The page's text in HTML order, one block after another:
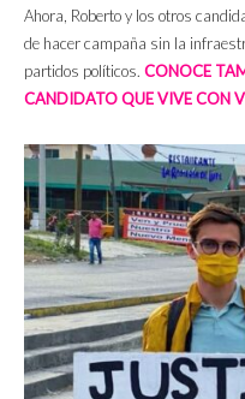
Ahora, Roberto y los otros
de hacer campaña sin la
partidos políticos. CONOCE
CANDIDATO QUE VIVE CON